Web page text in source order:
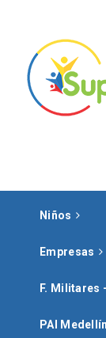
Niños
Empresas
F. Militares
PAI Medellín